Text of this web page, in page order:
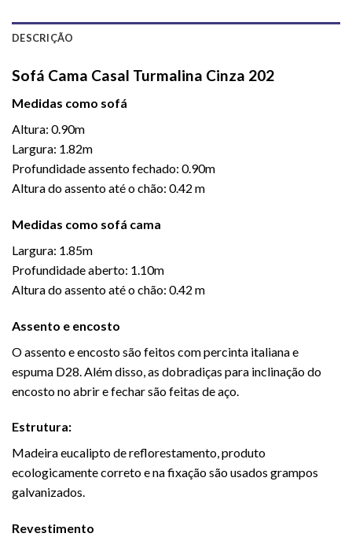
DESCRIÇÃO
Sofá Cama Casal Turmalina Cinza 202
Medidas como sofá
Altura: 0.90m
Largura: 1.82m
Profundidade assento fechado: 0.90m
Altura do assento até o chão: 0.42 m
Medidas como sofá cama
Largura: 1.85m
Profundidade aberto: 1.10m
Altura do assento até o chão: 0.42 m
Assento e encosto
O assento e encosto são feitos com percinta italiana e
espuma D28. Além disso, as dobradiças para inclinação do
encosto no abrir e fechar são feitas de aço.
Estrutura:
Madeira eucalipto de reflorestamento, produto
ecologicamente correto e na fixação são usados grampos
galvanizados.
Revestimento